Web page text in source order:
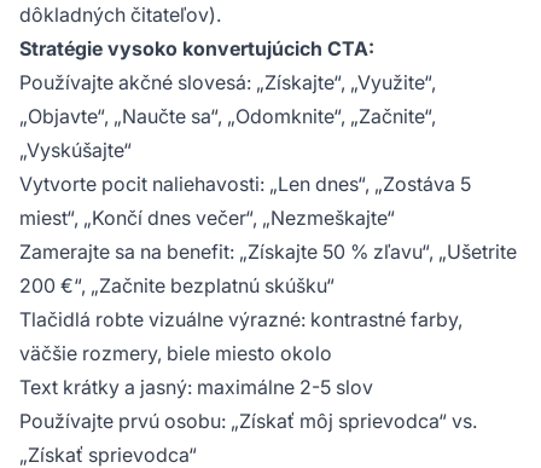
dôkladných čitateľov).
Stratégie vysoko konvertujúcich CTA:
Používajte akčné slovesá: „Získajte“, „Využite“,
„Objavte“, „Naučte sa“, „Odomknite“, „Začnite“,
„Vyskúšajte“
Vytvorte pocit naliehavosti: „Len dnes“, „Zostáva 5
miest“, „Končí dnes večer“, „Nezmeškajte“
Zamerajte sa na benefit: „Získajte 50 % zľavu“, „Ušetrite
200 €“, „Začnite bezplatnú skúšku“
Tlačidlá robte vizuálne výrazné: kontrastné farby,
väčšie rozmery, biele miesto okolo
Text krátky a jasný: maximálne 2-5 slov
Používajte prvú osobu: „Získať môj sprievodca“ vs.
„Získať sprievodca“